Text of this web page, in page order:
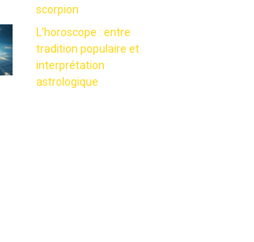
scorpion
L’horoscope : entre
tradition populaire et
interprétation
astrologique